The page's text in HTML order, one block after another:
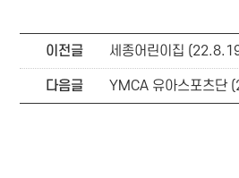
이전글 세종어린이집
다음글 YMCA 유아스포츠단